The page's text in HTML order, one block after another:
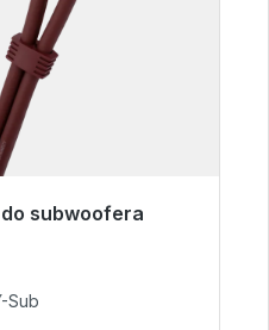
subwoofera
wysyłki, czas
€
Sub